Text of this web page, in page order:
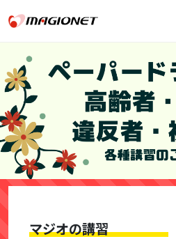
マジオの講習